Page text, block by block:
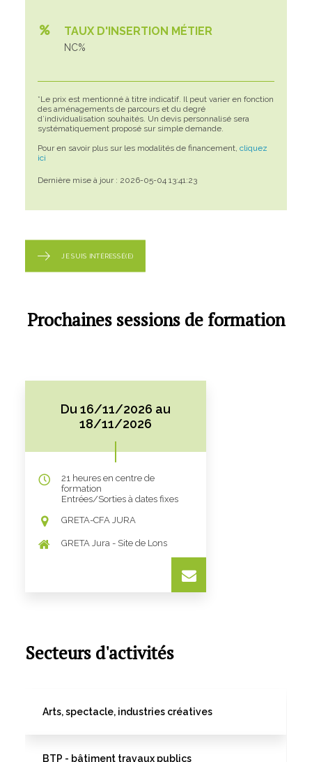
TAUX D'INSERTION MÉTIER
NC%
*Le prix est mentionné à titre indicatif. Il peut varier en fonction
des aménagements de parcours et du degré
d’individualisation souhaités. Un devis personnalisé sera
systématiquement proposé sur simple demande.
Pour en savoir plus sur les modalités de financement, cliquez
ici
Dernière mise à jour : 2026-05-04 13:41:23
JE SUIS INTÉRESSÉ(E)
Prochaines sessions de formation
Du 16/11/2026 au
18/11/2026
21 heures en centre de
formation
Entrées/Sorties à dates fixes
GRETA-CFA JURA
GRETA Jura - Site de Lons
Secteurs d'activités
Arts, spectacle, industries créatives
BTP - bâtiment travaux publics